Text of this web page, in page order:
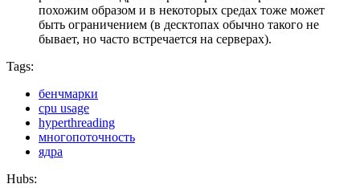
похожим образом и в некоторых средах тоже может
быть ограничением (в десктопах обычно такого не
бывает, но часто встречается на серверах).
Tags:
бенчмарки
cpu usage
hyperthreading
многопоточность
ядра
Hubs: